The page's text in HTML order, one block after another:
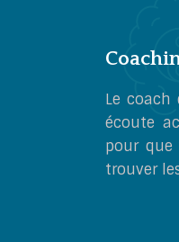
Le
écoute
pour
trouver